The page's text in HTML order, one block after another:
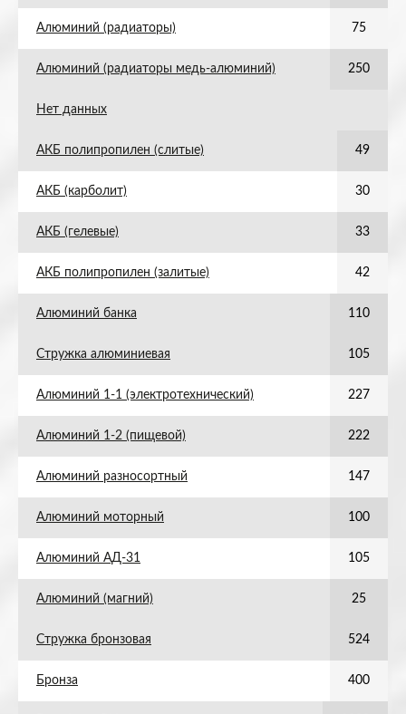
Алюминий (радиаторы) 75
Алюминий (радиаторы медь-алюминий) 250
Нет данных
АКБ полипропилен (слитые) 49
АКБ (карболит) 30
АКБ (гелевые) 33
АКБ полипропилен (залитые) 42
Алюминий банка 110
Стружка алюминиевая 105
Алюминий 1-1 (электротехнический) 227
Алюминий 1-2 (пищевой) 222
Алюминий разносортный 147
Алюминий моторный 100
Алюминий АД-31 105
Алюминий (магний) 25
Стружка бронзовая 524
Бронза 400